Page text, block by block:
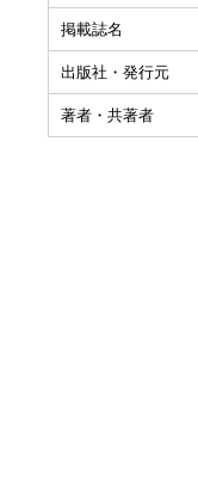
掲載誌名
出版社・発行元
著者・共著者